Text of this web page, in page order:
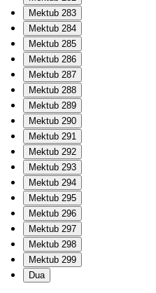
Mektub 283
Mektub 284
Mektub 285
Mektub 286
Mektub 287
Mektub 288
Mektub 289
Mektub 290
Mektub 291
Mektub 292
Mektub 293
Mektub 294
Mektub 295
Mektub 296
Mektub 297
Mektub 298
Mektub 299
Dua